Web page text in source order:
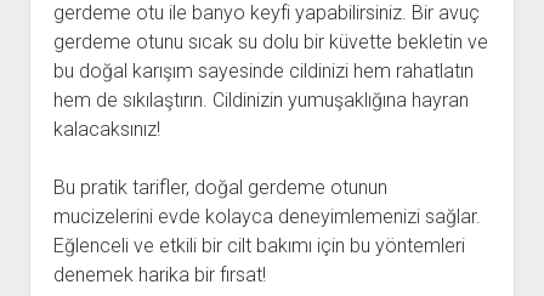
gerdeme otu ile banyo keyfi yapabilirsiniz. Bir avuç
gerdeme otunu sıcak su dolu bir küvette bekletin ve
bu doğal karışım sayesinde cildinizi hem rahatlatın
hem de sıkılaştırın. Cildinizin yumuşaklığına hayran
kalacaksınız!
Bu pratik tarifler, doğal gerdeme otunun
mucizelerini evde kolayca deneyimlemenizi sağlar.
Eğlenceli ve etkili bir cilt bakımı için bu yöntemleri
denemek harika bir fırsat!